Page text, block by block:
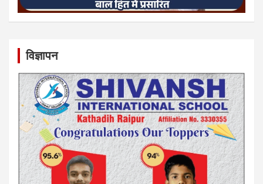
विज्ञापन